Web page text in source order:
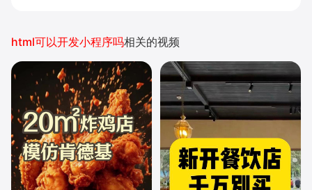
html可以开发小程序吗相关的视频